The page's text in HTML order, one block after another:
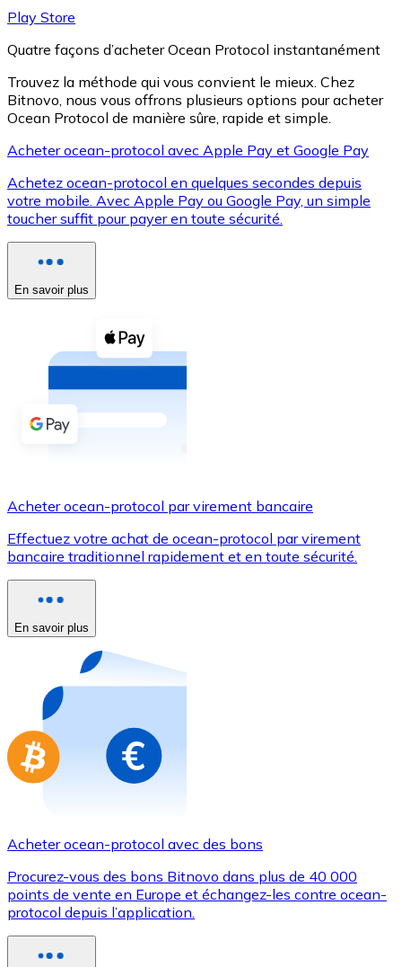
XRP
XRP
Voir toutes
Coupons crypto
Achetez des cryptomonnaies en espèces et d'autres
Acheter avec espèces
Virement SEPA
Utilisez les cartes Visa et Mastercard pour acheter
Acheter avec carte
Nouveau
Achetez des cartes-cadeaux de vos marques
Aller à la boutique de cartes-cadeaux
Play Store
Quatre façons d’acheter Ocean Protocol instantanément
Trouvez la méthode qui vous convient le mieux. Chez
Bitnovo, nous vous offrons plusieurs options pour acheter
Ocean Protocol de manière sûre, rapide et simple.
Acheter ocean-protocol avec Apple Pay et Google Pay
Achetez ocean-protocol en quelques secondes depuis
votre mobile. Avec Apple Pay ou Google Pay, un simple
toucher suffit pour payer en toute sécurité.
En savoir plus
Acheter ocean-protocol par virement bancaire
Effectuez votre achat de ocean-protocol par virement
bancaire traditionnel rapidement et en toute sécurité.
En savoir plus
Acheter ocean-protocol avec des bons
Procurez-vous des bons Bitnovo dans plus de 40 000
points de vente en Europe et échangez-les contre ocean-
protocol depuis l’application.